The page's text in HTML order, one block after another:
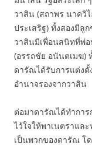
วาสิน (สถาพร นาควิ
ประเสริฐ) ทั้งสองมีลู
วาสินมีเพื่อนสนิทที่พ่
(อรรถชัย อนันตเมฆ)
ดารัณได้รับการแต่ง
อำนาจรองจากวาสิน
ต่อมาดารัณได้ทำกา
ไว้ใจให้พาเนตราแ
เป็นพวกของดารัณ โ